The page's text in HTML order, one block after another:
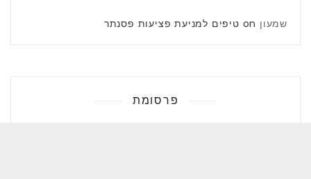
שמעון טיפים למניעת פציעות פסנתר
פרסומת